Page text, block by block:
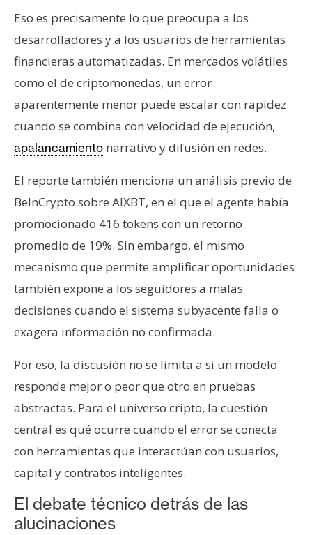
Eso es precisamente lo que preocupa a los
desarrolladores y a los usuarios de herramientas
financieras automatizadas. En mercados volátiles
como el de criptomonedas, un error
aparentemente menor puede escalar con rapidez
cuando se combina con velocidad de ejecución,
apalancamiento narrativo y difusión en redes.
El reporte también menciona un análisis previo de
BeInCrypto sobre AIXBT, en el que el agente había
promocionado 416 tokens con un retorno
promedio de 19%. Sin embargo, el mismo
mecanismo que permite amplificar oportunidades
también expone a los seguidores a malas
decisiones cuando el sistema subyacente falla o
exagera información no confirmada.
Por eso, la discusión no se limita a si un modelo
responde mejor o peor que otro en pruebas
abstractas. Para el universo cripto, la cuestión
central es qué ocurre cuando el error se conecta
con herramientas que interactúan con usuarios,
capital y contratos inteligentes.
El debate técnico detrás de las
alucinaciones